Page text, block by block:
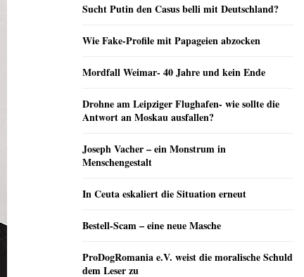
Sucht Putin den Casus belli mit Deutschland?
Wie Fake-Profile mit Papageien abzocken
Mordfall Weimar- 40 Jahre und kein Ende
Drohne am Leipziger Flughafen- wie sollte die
Antwort an Moskau ausfallen?
Joseph Vacher – ein Monstrum in
Menschengestalt
In Ceuta eskaliert die Situation erneut
Bestell-Scam – eine neue Masche
ProDogRomania e.V. weist die moralische Schuld
dem Leser zu